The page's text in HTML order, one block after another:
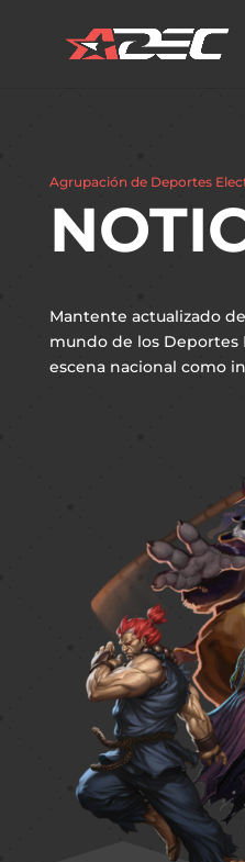
Agrupación de Deportes
Mantente actualizado
mundo de los
escena nacional como